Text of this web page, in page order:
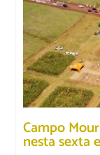
Campo
nesta sexta